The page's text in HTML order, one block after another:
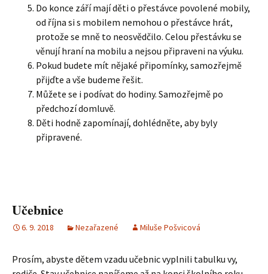
Do konce září mají děti o přestávce povolené mobily,
od října si s mobilem nemohou o přestávce hrát,
protože se mně to neosvědčilo. Celou přestávku se
věnují hraní na mobilu a nejsou připraveni na výuku.
Pokud budete mít nějaké připomínky, samozřejmě
přijďte a vše budeme řešit.
Můžete se i podívat do hodiny. Samozřejmě po
předchozí domluvě.
Děti hodně zapomínají, dohlédněte, aby byly
připravené.
Učebnice
6. 9. 2018 Nezařazené Miluše Pošvicová
Prosím, abyste dětem vzadu učebnic vyplnili tabulku vy,